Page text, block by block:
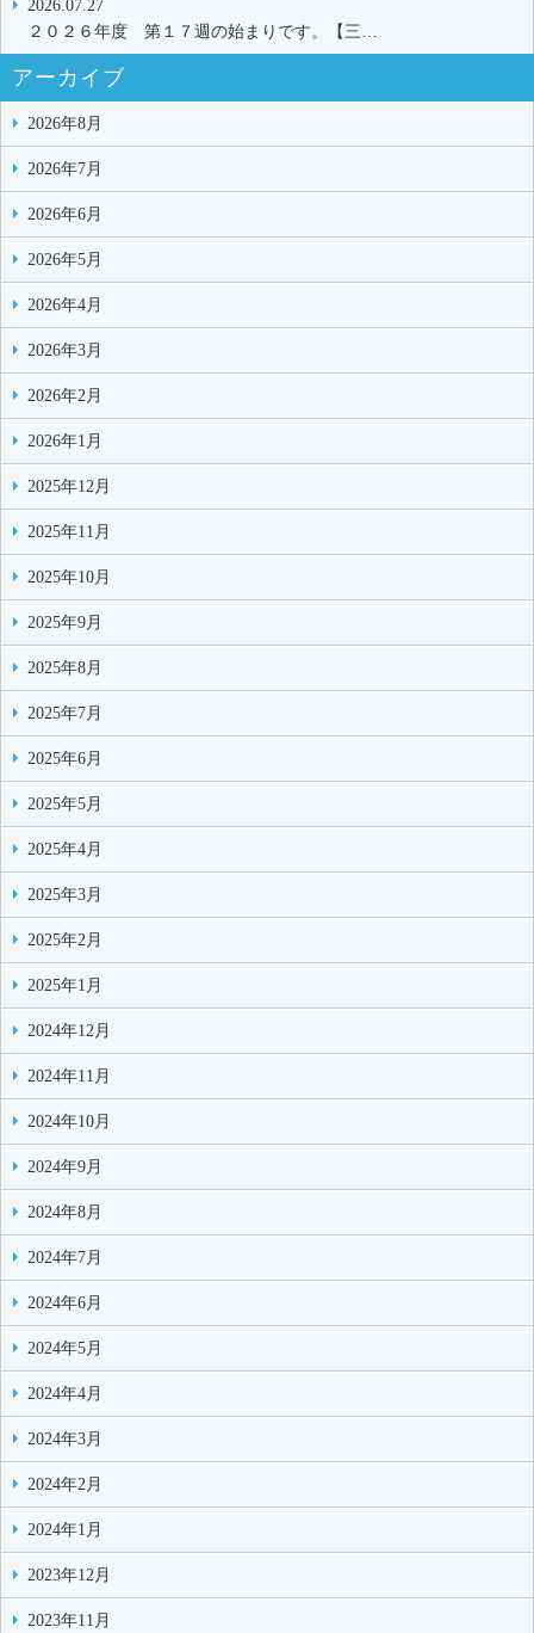
2026.07.27
２０２６年度 第１７週の始まりです。【三…
アーカイブ
2026年8月
2026年7月
2026年6月
2026年5月
2026年4月
2026年3月
2026年2月
2026年1月
2025年12月
2025年11月
2025年10月
2025年9月
2025年8月
2025年7月
2025年6月
2025年5月
2025年4月
2025年3月
2025年2月
2025年1月
2024年12月
2024年11月
2024年10月
2024年9月
2024年8月
2024年7月
2024年6月
2024年5月
2024年4月
2024年3月
2024年2月
2024年1月
2023年12月
2023年11月